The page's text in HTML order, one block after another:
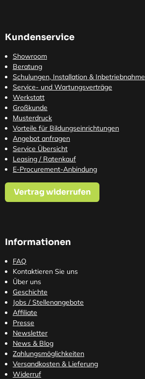
Kundenservice
Showroom
Beratung
Schulungen, Installation & Inbetriebnahme
Service- und Wartungsverträge
Werkstatt
Großkunde
Musterdruck
Vorteile für Bildungseinrichtungen
Angebot anfragen
Service Übersicht
Leasing / Ratenkauf
E-Procurement-Anbindung
Vertrag widerrufen
Informationen
FAQ
Kontaktieren Sie uns
Über uns
Geschichte
Jobs / Stellenangebote
Affiliate
Presse
Newsletter
News & Blog
Zahlungsmöglichkeiten
Versandkosten & Lieferung
Widerruf